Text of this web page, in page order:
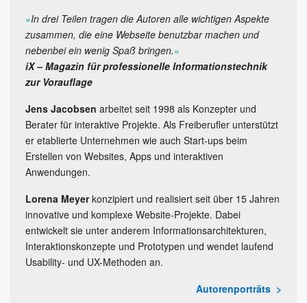
»In drei Teilen tragen die Autoren alle wichtigen Aspekte
zusammen, die eine Webseite benutzbar machen und
nebenbei ein wenig Spaß bringen.«
iX – Magazin für professionelle Informationstechnik
zur Vorauflage
Jens Jacobsen arbeitet seit 1998 als Konzepter und
Berater für interaktive Projekte. Als Freiberufler unterstützt
er etablierte Unternehmen wie auch Start-ups beim
Erstellen von Websites, Apps und interaktiven
Anwendungen.
Lorena Meyerkonzipiert und realisiert seit über 15 Jahren
innovative und komplexe Website-Projekte. Dabei
entwickelt sie unter anderem Informationsarchitekturen,
Interaktionskonzepte und Prototypen und wendet laufend
Usability- und UX-Methoden an.
Autorenporträts